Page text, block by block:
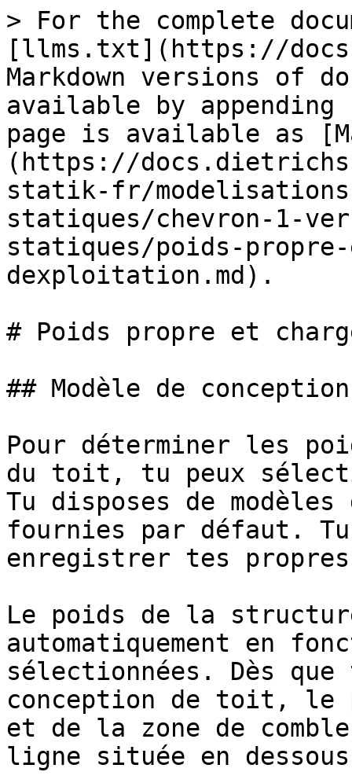
> For the complete
[llms.txt](https://
Markdown versions of
available by
page is available as
(https://
statik-fr/
statiques/chevron-1-
statiques/poids-
dexploitation.md).
# Poids propre et
## Modèle de
Pour déterminer les
du toit, tu peux
Tu disposes de
fournies par défaut.
enregistrer tes propres
Le poids de la
automatiquement en
sélectionnées. Dès
conception de toit, le
et de la zone de
ligne située en